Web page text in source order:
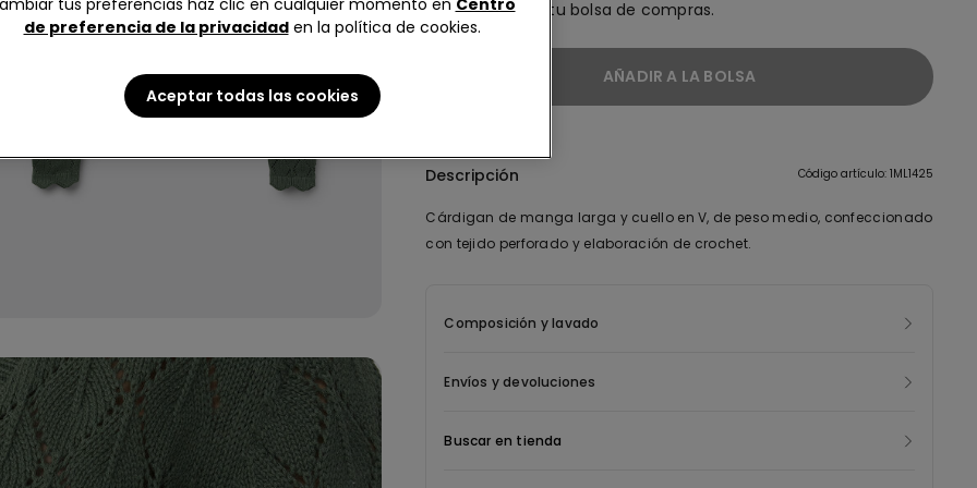
puede añadir a tu bolsa de compras.
AÑADIR A LA BOLSA
Descripción Código artículo: 1ML1425
Cárdigan de manga larga y cuello en V, de peso medio, confeccionado
con tejido perforado y elaboración de crochet.
Composición y lavado
Envíos y devoluciones
Buscar en tienda
tus preferencias haz clic en cualquier momento en Centro
de preferencia de la privacidaden la política de cookies.
Aceptar todas las cookies